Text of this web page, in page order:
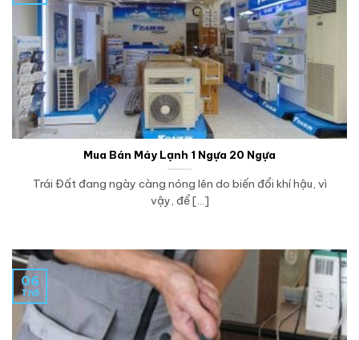
Mua Bán Máy Lạnh 1 Ngựa 20 Ngựa
Trái Đất đang ngày càng nóng lên do biến đổi khí hậu, vì
vậy, để [...]
06
Th5